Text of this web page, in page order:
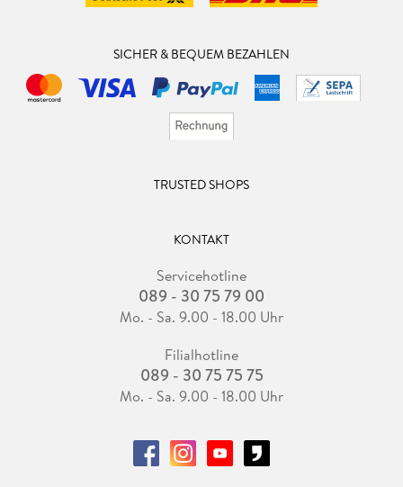
SICHER & BEQUEM BEZAHLEN
TRUSTED SHOPS
KONTAKT
Servicehotline
089 - 30 75 79 00
Mo. - Sa. 9.00 - 18.00 Uhr
Filialhotline
089 - 30 75 75 75
Mo. - Sa. 9.00 - 18.00 Uhr